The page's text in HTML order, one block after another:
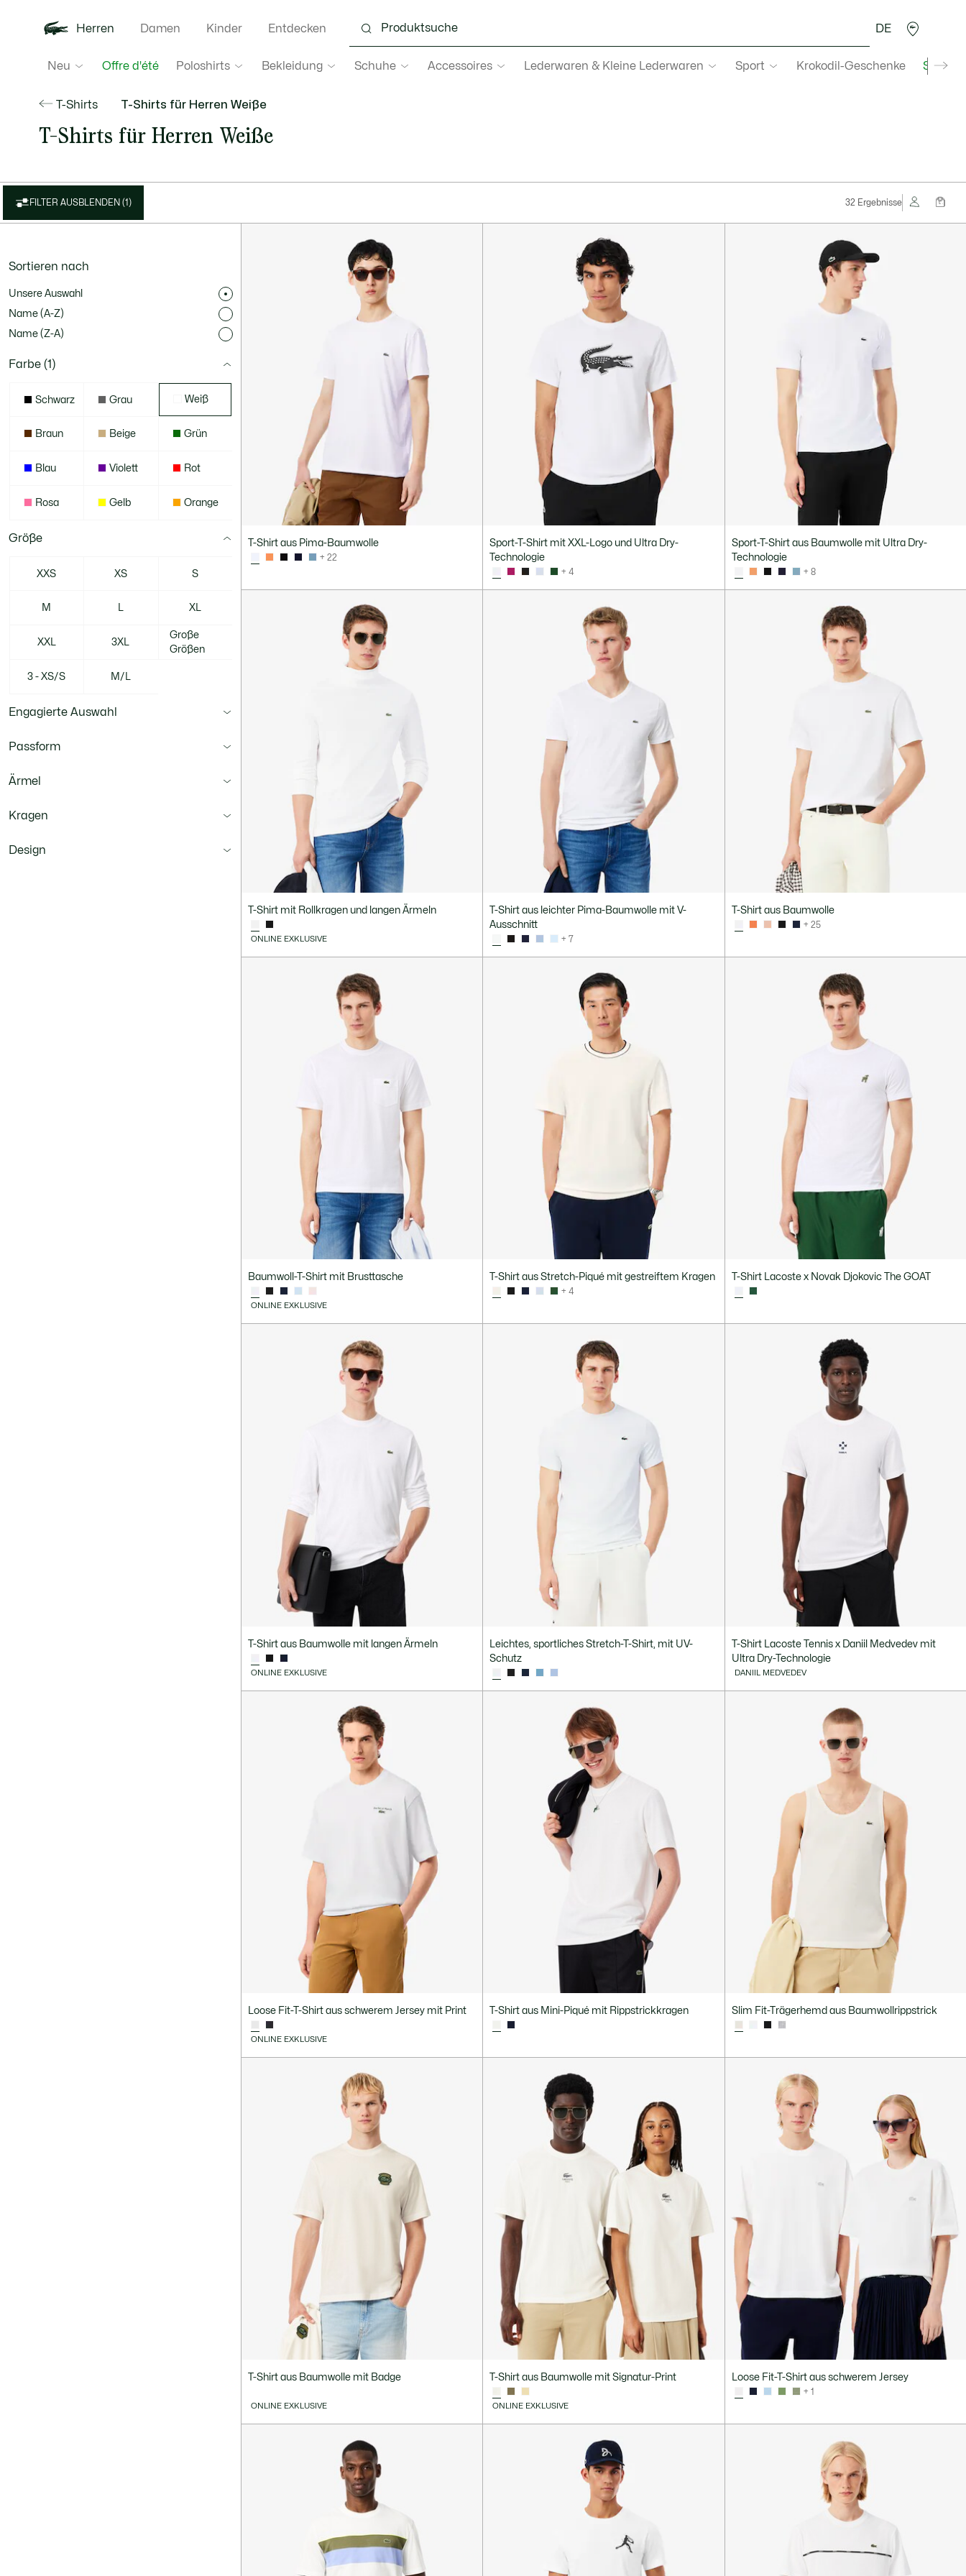
Herren
Neu Offre d'été Poloshirts Bekleidung Schuhe Accessoires Lederwaren & Kleine Lederwaren Sport Krokodil-Geschenke
Damen Kinder Entdecken DE
T-Shirts T-Shirts für Herren Weiße
T-Shirts für Herren Weiße
FILTER AUSBLENDEN (1) 32 Ergebnisse
Sortieren nach
Unsere Auswahl
Name (A-Z)
Name (Z-A)
Farbe (1)
Schwarz Grau Weiß
Braun Beige Grün
Blau Violett Rot
Rosa Gelb Orange
Größe
XXS XS S
M XL
XXL 3XL
Große
Größen
3 - XS/S M/L
Engagierte Auswahl
Passform
Ärmel
Kragen
Design
T-Shirt aus Pima-Baumwolle
+ 22
Sport-T-Shirt mit XXL-Logo und Ultra Dry-
Technologie
+ 4
Sport-T-Shirt aus Baumwolle mit Ultra Dry-
Technologie
+ 8
T-Shirt mit Rollkragen und langen Ärmeln
ONLINE EXKLUSIVE
T-Shirt aus leichter Pima-Baumwolle mit V-
Ausschnitt
+ 7
T-Shirt aus Baumwolle
+ 25
Baumwoll-T-Shirt mit Brusttasche
ONLINE EXKLUSIVE
T-Shirt aus Stretch-Piqué mit gestreiftem Kragen
+ 4
T-Shirt Lacoste x Novak Djokovic The GOAT
T-Shirt aus Baumwolle mit langen Ärmeln
ONLINE EXKLUSIVE
Leichtes, sportliches Stretch-T-Shirt, mit UV-
Schutz
T-Shirt Lacoste Tennis x Daniil Medvedev mit
Ultra Dry-Technologie
DANIIL MEDVEDEV
Loose Fit-T-Shirt aus schwerem Jersey mit Print
ONLINE EXKLUSIVE
T-Shirt aus Mini-Piqué mit Rippstrickkragen Slim Fit-Trägerhemd aus Baumwollrippstrick
T-Shirt aus Baumwolle mit Badge
ONLINE EXKLUSIVE
T-Shirt aus Baumwolle mit Signatur-Print
ONLINE EXKLUSIVE
Loose Fit-T-Shirt aus schwerem Jersey
+ 1